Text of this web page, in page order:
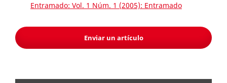
Entramado: Vol. 1 Núm. 1 (2005): Entramado
Enviar un artículo